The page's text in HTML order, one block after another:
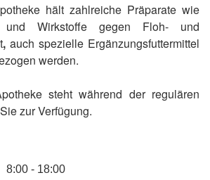
hält zahlreiche Präparate wie
und Wirkstoffe gegen Floh- und
, auch spezielle Ergänzungsfuttermittel
werden.
steht während der regulären
zur Verfügung.
8:00 - 18:00